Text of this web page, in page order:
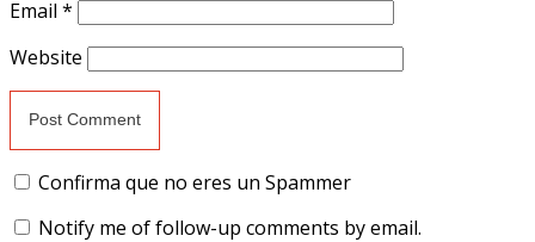
Email *
Website
Confirma que no eres un Spammer
Notify me of follow-up comments by email.